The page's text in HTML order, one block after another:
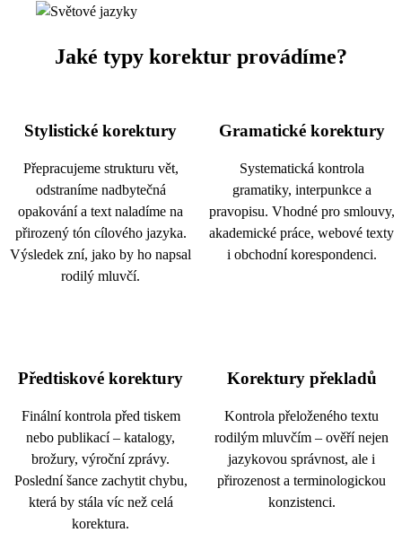
Jaké typy korektur provádíme?
Stylistické korektury
Přepracujeme strukturu vět,
odstraníme nadbytečná
opakování a text naladíme na
přirozený tón cílového jazyka.
Výsledek zní, jako by ho napsal
rodilý mluvčí.
Gramatické korektury
Systematická kontrola
gramatiky, interpunkce a
pravopisu. Vhodné pro smlouvy,
akademické práce, webové texty
i obchodní korespondenci.
Předtiskové korektury
Finální kontrola před tiskem
nebo publikací – katalogy,
brožury, výroční zprávy.
Poslední šance zachytit chybu,
která by stála víc než celá
korektura.
Korektury překladů
Kontrola přeloženého textu
rodilým mluvčím – ověří nejen
jazykovou správnost, ale i
přirozenost a terminologickou
konzistenci.